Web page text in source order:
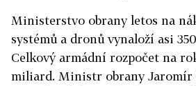
Ministerstvo obrany letos na
systémů a dronů vynaloží asi
Celkový armádní rozpočet na
miliard. Ministr obrany Jaromír